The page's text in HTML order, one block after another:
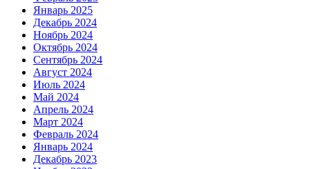
Январь 2025
Декабрь 2024
Ноябрь 2024
Октябрь 2024
Сентябрь 2024
Август 2024
Июль 2024
Май 2024
Апрель 2024
Март 2024
Февраль 2024
Январь 2024
Декабрь 2023